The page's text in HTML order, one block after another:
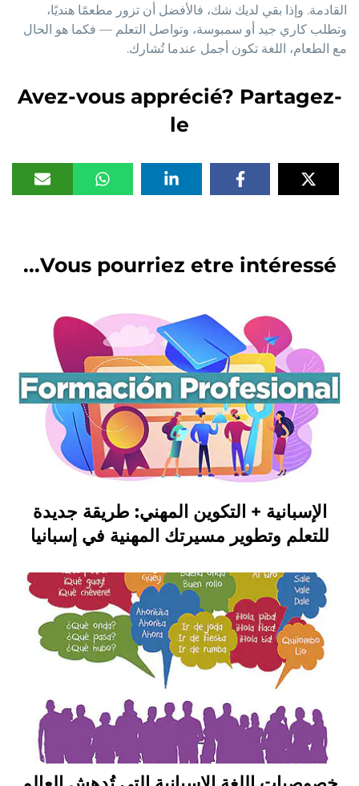
القادمة. وإذا بقي لديك شك، فالأفضل أن تزور مطعمًا هنديًا،
وتطلب كاري جيد أو سمبوسة، وتواصل التعلم — فكما هو الحال
مع الطعام، اللغة تكون أجمل عندما تُشارك.
Avez-vous apprécié? Partagez-
le
Vous pourriez etre intéressé...
الإسبانية + التكوين المهني: طريقة جديدة
للتعلم وتطوير مسيرتك المهنية في إسبانيا